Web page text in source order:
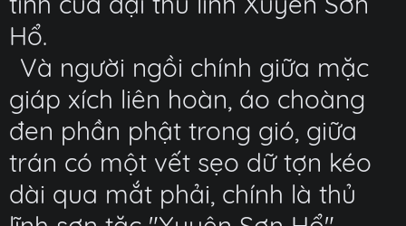
Hổ.
Và người ngồi chính giữa mặc
giáp xích liên hoàn, áo choàng
đen phần phật trong gió, giữa
trán có một vết sẹo dữ tợn kéo
dài qua mắt phải, chính là thủ